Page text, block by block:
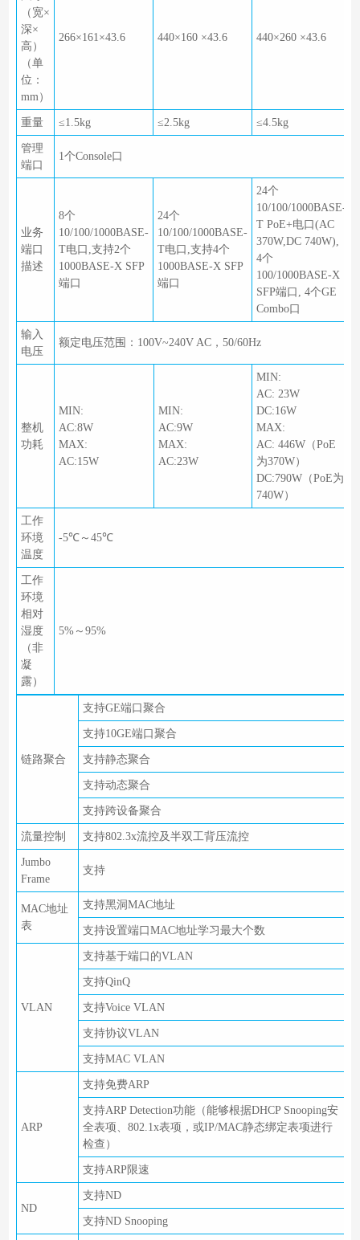
（宽×
深×
高）
（单
位：
mm）
266×161×43.6 440×160 ×43.6 440×260 ×43.6
重量 ≤1.5kg ≤2.5kg ≤4.5kg
管理
端口
1个Console口
业务
端口
描述
8个
10/100/1000BASE-
T电口,支持2个
1000BASE-X SFP
端口
24个
10/100/1000BASE-
T电口,支持4个
1000BASE-X SFP
端口
24个
10/100/1000BASE-
T PoE+电口(AC
370W,DC 740W),
4个
100/1000BASE-X
SFP端口, 4个GE
Combo口
输入
电压
额定电压范围：100V~240V AC，50/60Hz
整机
功耗
MIN:
AC:8W
MAX:
AC:15W
MIN:
AC:9W
MAX:
AC:23W
MIN:
AC: 23W
DC:16W
MAX:
AC: 446W（PoE
为370W）
DC:790W（PoE为
740W）
工作
环境
温度
-5℃～45℃
工作
环境
相对
湿度
（非
凝
露）
5%～95%
链路聚合
支持GE端口聚合
支持10GE端口聚合
支持静态聚合
支持动态聚合
支持跨设备聚合
流量控制 支持802.3x流控及半双工背压流控
Jumbo
Frame
支持
MAC地址
表
支持黑洞MAC地址
支持设置端口MAC地址学习最大个数
VLAN
支持基于端口的VLAN
支持QinQ
支持Voice VLAN
支持协议VLAN
支持MAC VLAN
ARP
支持免费ARP
支持ARP Detection功能（能够根据DHCP Snooping安
全表项、802.1x表项，或IP/MAC静态绑定表项进行
检查）
支持ARP限速
ND
支持ND
支持ND Snooping